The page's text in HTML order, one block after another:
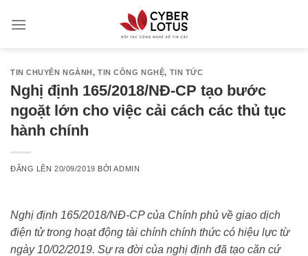
TIN CHUYÊN NGÀNH,TIN CÔNG NGHỆ, TIN TỨC
Nghị định 165/2018/NĐ-CP tạo bước
ngoặt lớn cho việc cải cách các thủ tục
hành chính
ĐĂNG LÊN20/09/2019 BỞIADMIN
Nghị định 165/2018/NĐ-CP của Chính phủ về giao dịch
điện tử trong hoạt động tài chính chính thức có hiệu lực từ
ngày 10/02/2019. Sự ra đời của nghị định đã tạo căn cứ